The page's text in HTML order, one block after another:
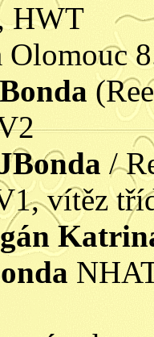
HWT
Olomouc
/
vítěz